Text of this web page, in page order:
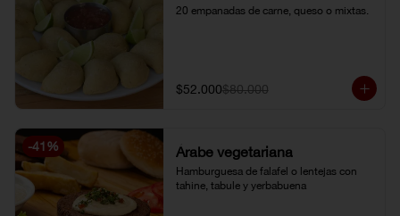
20 empanadas de carne, queso o mixtas.
$52.000$80.000
-41 % Árabe vegetariana
Hamburguesa de falafel o lentejas con
tahine, tabule y yerbabuena